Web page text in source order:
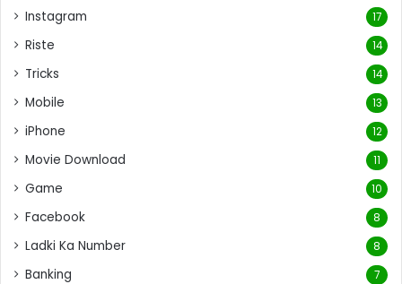
Instagram 17
Riste 14
Tricks 14
Mobile 13
iPhone 12
Movie Download 11
Game 10
Facebook 8
Ladki Ka Number 8
Banking 7